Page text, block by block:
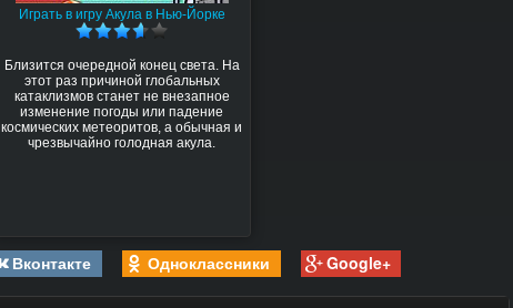
Играть в игру Акула в Нью-Йорке
Близится очередной конец света. На
этот раз причиной глобальных
катаклизмов станет не внезапное
изменение погоды или падение
космических метеоритов, а обычная и
чрезвычайно голодная акула.
Вконтакте Одноклассники Google+